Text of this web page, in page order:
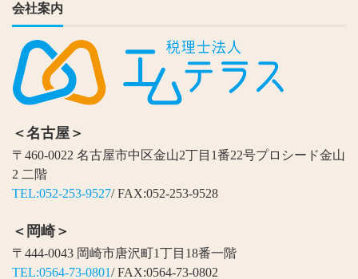
会社案内
＜名古屋＞
〒460-0022 名古屋市中区金山2丁目1番22号プロシード金山
2 二階
TEL:052-253-9527/ FAX:052-253-9528
＜岡崎＞
〒444-0043 岡崎市唐沢町1丁目18番一階
TEL:0564-73-0801/ FAX:0564-73-0802